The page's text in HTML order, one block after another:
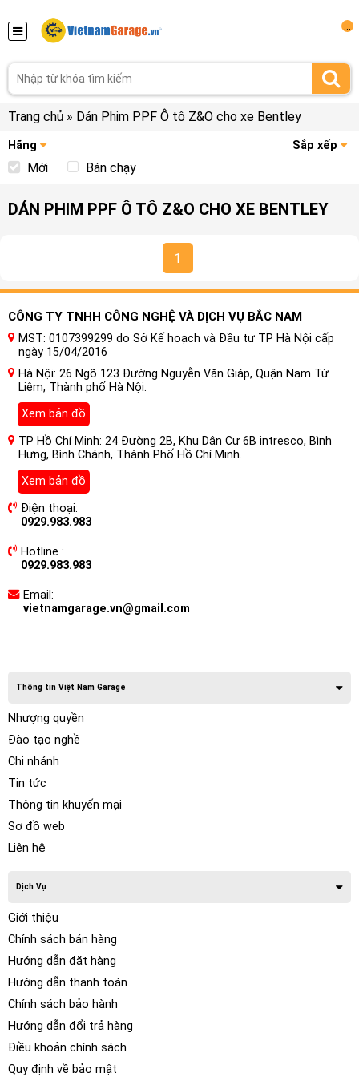
Trang chủ » Dán Phim PPF Ô tô Z&O cho xe Bentley
Hãng Sắp xếp
Mới Bán chạy
DÁN PHIM PPF Ô TÔ Z&O CHO XE BENTLEY
1
CÔNG TY TNHH CÔNG NGHỆ VÀ DỊCH VỤ BẮC NAM
MST: 0107399299 do Sở Kế hoạch và Đầu tư TP Hà Nội cấp
ngày 15/04/2016
Hà Nội: 26 Ngõ 123 Đường Nguyễn Văn Giáp, Quận Nam Từ
Liêm, Thành phố Hà Nội.
Xem bản đồ
TP Hồ Chí Minh: 24 Đường 2B, Khu Dân Cư 6B intresco, Bình
Hưng, Bình Chánh, Thành Phố Hồ Chí Minh.
Xem bản đồ
Điện thoại:
0929.983.983
Hotline :
0929.983.983
Email:
vietnamgarage.vn@gmail.com
Thông tin Việt Nam Garage
Nhượng quyền
Đào tạo nghề
Chi nhánh
Tin tức
Thông tin khuyến mại
Sơ đồ web
Liên hệ
Dịch Vụ
Giới thiệu
Chính sách bán hàng
Hướng dẫn đặt hàng
Hướng dẫn thanh toán
Chính sách bảo hành
Hướng dẫn đổi trả hàng
Điều khoản chính sách
Quy định về bảo mật